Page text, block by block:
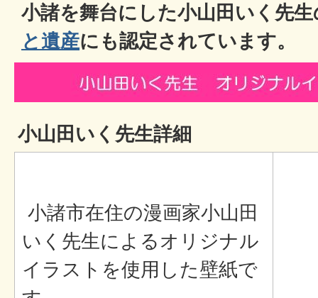
小諸を舞台にした小山田いく先
と遺産にも認定されています。
小山田いく先生詳細
小諸市在住の漫画家小山田
いく先生によるオリジナル
イラストを使用した壁紙で